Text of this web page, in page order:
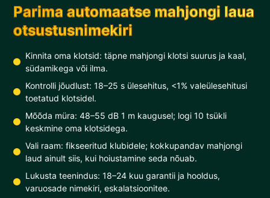
Parima automaatse mahjongi laua
otsustusnimekiri
Kinnita oma klotsid: täpne mahjongi klotsi suurus ja kaal,
südamikega või ilma.
Kontrolli jõudlust: 18–25 s ülesehitus, <1% valeülesehitusi
toetatud klotsidel.
Mõõda müra: 48–55 dB 1 m kaugusel; logi 10 tsükli
keskmine oma klotsidega.
Vali raam: fikseeritud klubidele; kokkupandav mahjongi
laud ainult siis, kui hoiustamine seda nõuab.
Lukusta teenindus: 18–24 kuu garantii ja hooldus,
varuosade nimekiri, eskalatsioonitee.